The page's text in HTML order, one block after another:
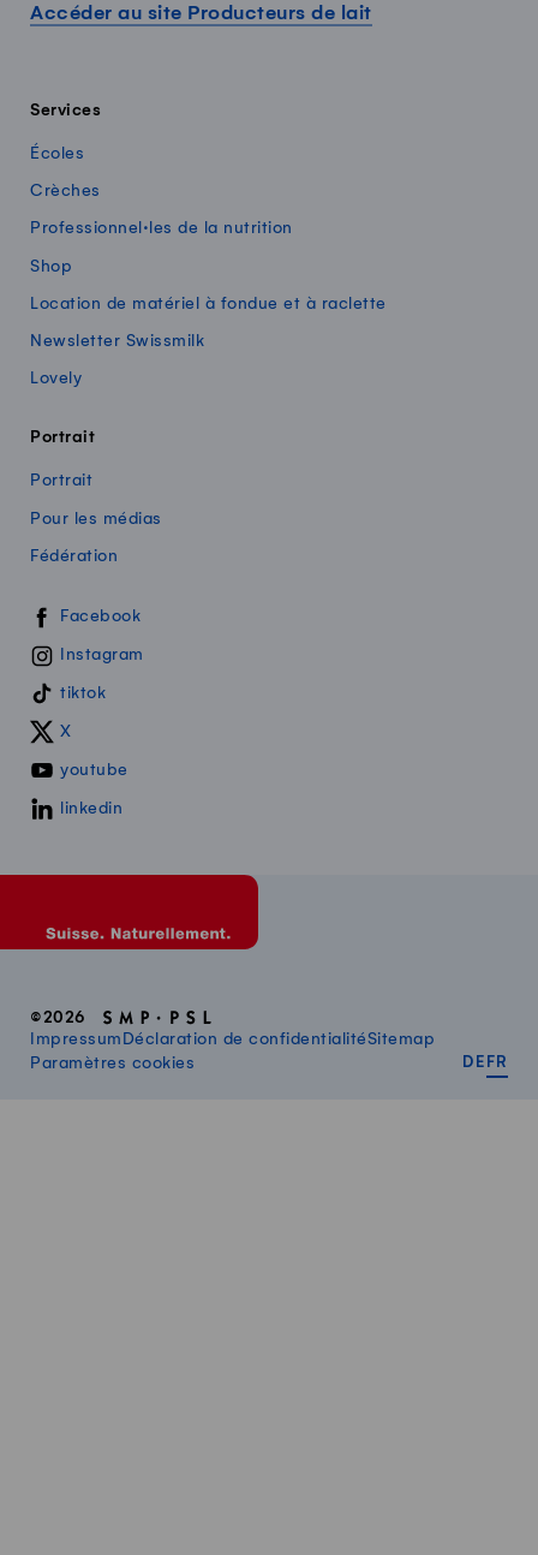
Accéder au site Producteurs de lait
Services
Écoles
Crèches
Professionnel·les de la nutrition
Shop
Location de matériel à fondue et à raclette
Newsletter Swissmilk
Lovely
Portrait
Portrait
Pour les médias
Fédération
Swissmilk sur les réseaux sociaux
Facebook
Instagram
tiktok
X
youtube
linkedin
©2026
Impressum Déclaration de confidentialitéSitemap
Paramètres cookies
DE FR